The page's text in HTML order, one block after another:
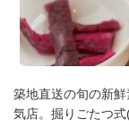
築地直送の旬の新
気店。掘りごたつ